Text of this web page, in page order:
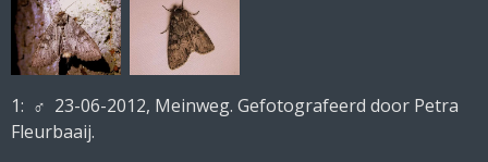
1: ♂ 23-06-2012, Meinweg. Gefotografeerd door Petra
Fleurbaaij.